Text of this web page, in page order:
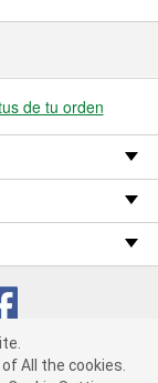
you consent
de tu orden
(3) cv1361
All the cookies.